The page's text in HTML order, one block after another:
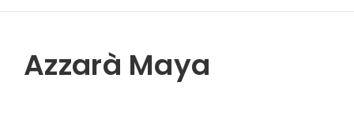
Azzarà Maya